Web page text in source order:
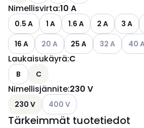
Nimellisvirta:10 A
0.5 A 1 A 1.6 A 2 A 3 A
16 A
Katso käytettävissä olevat
20 A 25 A Katso
32 A 40
Laukaisukäyrä:C
B C
Nimellisjännite:230 V
230 V Katso käytettävissä olevat
400 V
Tärkeimmät tuotetiedot